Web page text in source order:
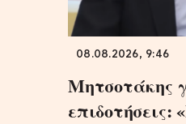
08.08.2026, 9:46
Μητσοτάκης